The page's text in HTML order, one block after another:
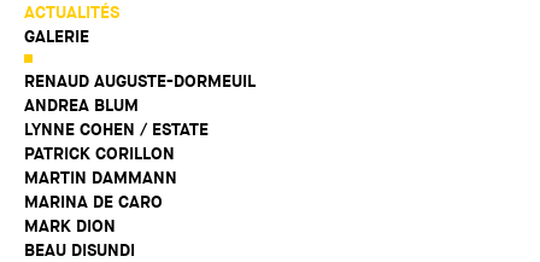
ACTUALITÉS
GALERIE
RENAUD AUGUSTE-DORMEUIL
ANDREA BLUM
LYNNE COHEN / ESTATE
PATRICK CORILLON
MARTIN DAMMANN
MARINA DE CARO
MARK DION
BEAU DISUNDI